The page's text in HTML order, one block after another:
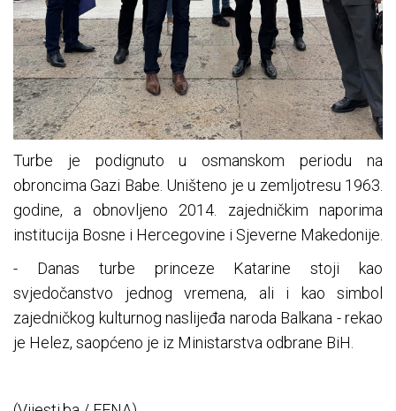
Turbe je podignuto u osmanskom periodu na
obroncima Gazi Babe. Uništeno je u zemljotresu 1963.
godine, a obnovljeno 2014. zajedničkim naporima
institucija Bosne i Hercegovine i Sjeverne Makedonije.
- Danas turbe princeze Katarine stoji kao
svjedočanstvo jednog vremena, ali i kao simbol
zajedničkog kulturnog naslijeđa naroda Balkana - rekao
je Helez, saopćeno je iz Ministarstva odbrane BiH.